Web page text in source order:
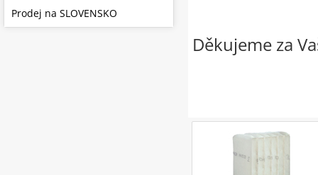
Děkujeme za
Prodej na SLOVENSKO